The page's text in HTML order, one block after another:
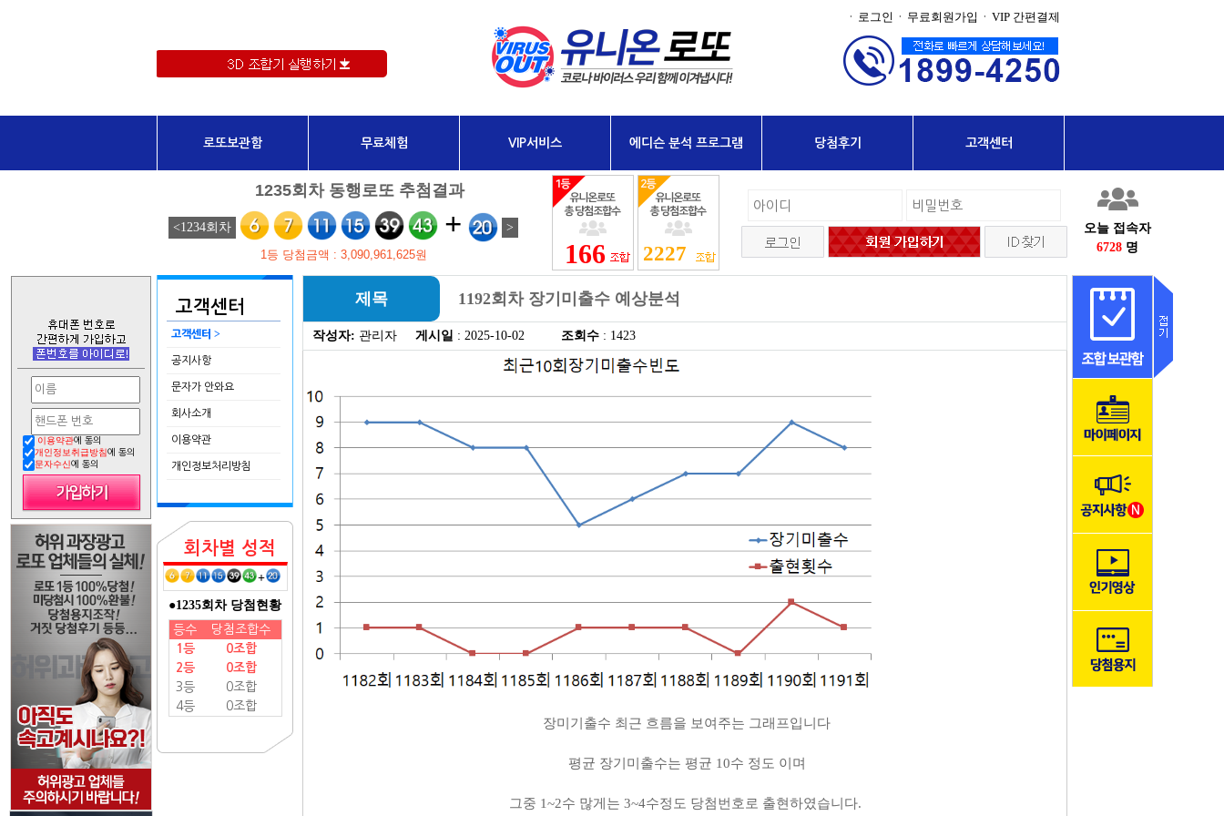
이용약관에 동의
개인정보취급방침에 동의
문자수신에 동의
오늘 접속자
6728 명
· 로그인 · 무료회원가입 · VIP 간편결제
로또보관함 무료체험 VIP서비스 에디슨 분석 프로그램 당첨후기 고객센터
166 2227
고객센터
고객센터 >
공지사항
문자가 안와요
회사소개
이용약관
개인정보처리방침
회차별 성적
+
●1235회차 당첨현황
등수
당첨조합수
1등
0조합
2등
0조합
3등
0조합
4등
0조합
제목 1192회차 장기미출수 예상분석
작성자: 관리자 게시일 : 2025-10-02 조회수 : 1423
장미기출수 최근 흐름을 보여주는 그래프입니다
평균 장기미출수는 평균 10수 정도 이며
그중 1~2수 많게는 3~4수정도 당첨번호로 출현하였습니다.